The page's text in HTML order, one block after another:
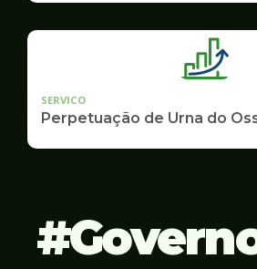
SERVICO
Perpetuação de Urna do